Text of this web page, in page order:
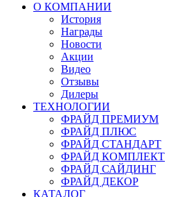
О КОМПАНИИ
История
Награды
Новости
Акции
Видео
Отзывы
Дилеры
ТЕХНОЛОГИИ
ФРАЙД ПРЕМИУМ
ФРАЙД ПЛЮС
ФРАЙД СТАНДАРТ
ФРАЙД КОМПЛЕКТ
ФРАЙД САЙДИНГ
ФРАЙД ДЕКОР
КАТАЛОГ